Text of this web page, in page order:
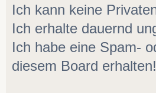
Ich kann keine
Ich erhalte dauernd
Ich habe eine Spam-
diesem Board erhalten!